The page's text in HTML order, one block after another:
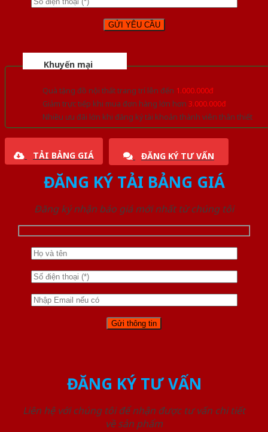
Khuyến mại
Quà tặng đồ nội thất trang trí lên đến 1.000.000đ
Giảm trực tiếp khi mua đơn hàng lớn hơn 3.000.000đ
Nhiều ưu đãi lớn khi đăng ký tài khoản thành viên thân thiết
TẢI BẢNG GIÁ ĐĂNG KÝ TƯ VẤN
ĐĂNG KÝ TẢI BẢNG GIÁ
Đăng ký nhận báo giá mới nhất từ chúng tôi
ĐĂNG KÝ TƯ VẤN
Liên hệ với chúng tôi để nhận được tư vấn chi tiết
về sản phẩm